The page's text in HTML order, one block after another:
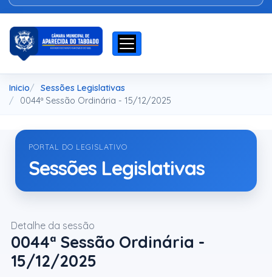
Inicio
Sessões Legislativas
0044ª Sessão Ordinária - 15/12/2025
PORTAL DO LEGISLATIVO
Sessões Legislativas
Detalhe da sessão
0044ª Sessão Ordinária -
15/12/2025